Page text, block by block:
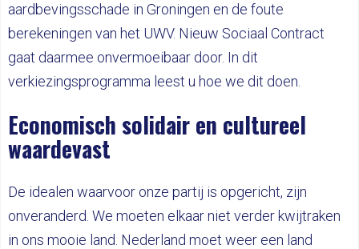
aardbevingsschade in Groningen en de foute
berekeningen van het UWV. Nieuw Sociaal Contract
gaat daarmee onvermoeibaar door. In dit
verkiezingsprogramma leest u hoe we dit doen.
Economisch solidair en cultureel
waardevast
De idealen waarvoor onze partij is opgericht, zijn
onveranderd. We moeten elkaar niet verder kwijtraken
in ons mooie land. Nederland moet weer een land